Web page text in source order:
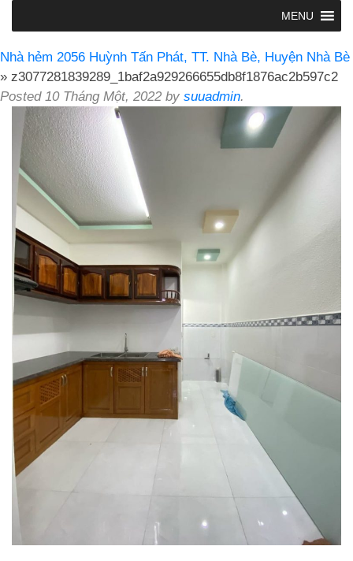
MENU
Nhà hẻm 2056 Huỳnh Tấn Phát, TT. Nhà Bè, Huyện Nhà Bè
» z3077281839289_1baf2a929266655db8f1876ac2b597c2
Posted 10 Tháng Một, 2022 by suuadmin.